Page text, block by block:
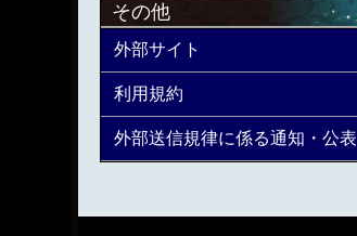
その他
外部サイト
利用規約
外部送信規律に係る通知・公表